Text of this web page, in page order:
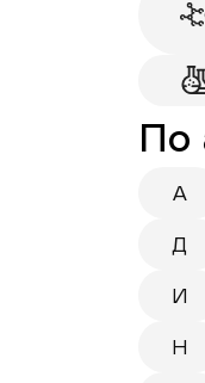
По
А
Д
И
Н